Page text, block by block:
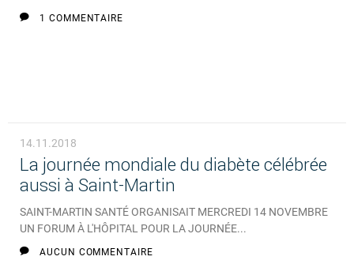
1 COMMENTAIRE
14.11.2018
La journée mondiale du diabète célébrée
aussi à Saint-Martin
SAINT-MARTIN SANTÉ ORGANISAIT MERCREDI 14 NOVEMBRE
UN FORUM À L'HÔPITAL POUR LA JOURNÉE...
AUCUN COMMENTAIRE